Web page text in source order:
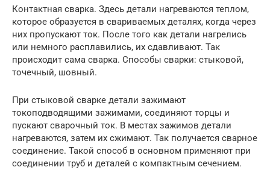
Контактная сварка. Здесь детали нагреваются теплом,
которое образуется в свариваемых деталях, когда через
них пропускают ток. После того как детали нагрелись
или немного расплавились, их сдавливают. Так
происходит сама сварка. Способы сварки: стыковой,
точечный, шовный.
При стыковой сварке детали зажимают
токоподводящими зажимами, соединяют торцы и
пускают сварочный ток. В местах зажимов детали
нагреваются, затем их сжимают. Так получается сварное
соединение. Такой способ в основном применяют при
соединении труб и деталей с компактным сечением.